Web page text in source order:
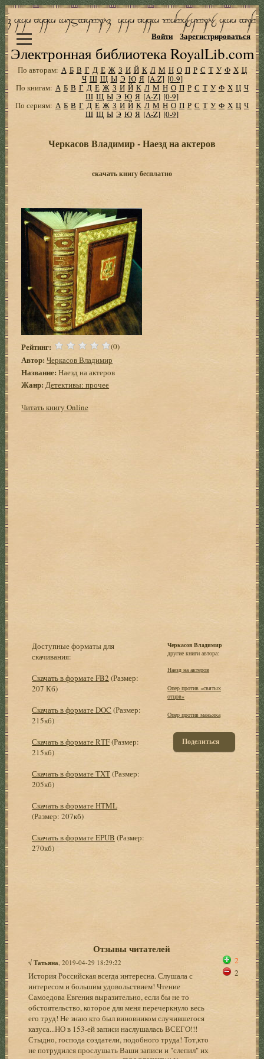
Электронная библиотека RoyalLib.com
Войти Зарегистрироваться
По авторам: А Б В Г Д Е Ж З И Й К Л М Н О П Р С Т У Ф Х Ц
Ч Ш Щ Ы Э Ю Я [A-Z] [0-9]
По книгам: А Б В Г Д Е Ж З И Й К Л М Н О П Р С Т У Ф Х Ц Ч
Ш Щ Ы Э Ю Я [A-Z] [0-9]
По сериям: А Б В Г Д Е Ж З И Й К Л М Н О П Р С Т У Ф Х Ц Ч
Ш Щ Ы Э Ю Я [A-Z] [0-9]
Черкасов Владимир - Наезд на актеров
скачать книгу бесплатно
Рейтинг: (0)
Автор: Черкасов Владимир
Название: Наезд на актеров
Жанр: Детективы: прочее
Читать книгу Online
Доступные форматы для
скачивания:
Скачать в формате FB2 (Размер:
207 Кб)
Скачать в формате DOC (Размер:
215кб)
Скачать в формате RTF(Размер:
215кб)
Скачать в формате TXT(Размер:
205кб)
Скачать в формате HTML
(Размер: 207кб)
Скачать в формате EPUB (Размер:
270кб)
Черкасов Владимир
другие книги автора:
Наезд на актеров
Опер против «святых
отцов»
Опер против маньяка
Поделиться
Отзывы читателей
√Татьяна , 2019-04-29 18:29:22
История Российская всегда интересна. Слушала с
интересом и большим удовольствием! Чтение
Самоедова Евгения выразительно, если бы не то
обстоятельство, которое для меня перечеркнуло весь
его труд! Не знаю кто был виновником случившегося
казуса...НО в 153-ей записи наслушалась ВСЕГО!!!
Стыдно, господа создатели, подобного труда! Тот,кто
не потрудился прослушать Ваши записи и "слепил" их
2
2